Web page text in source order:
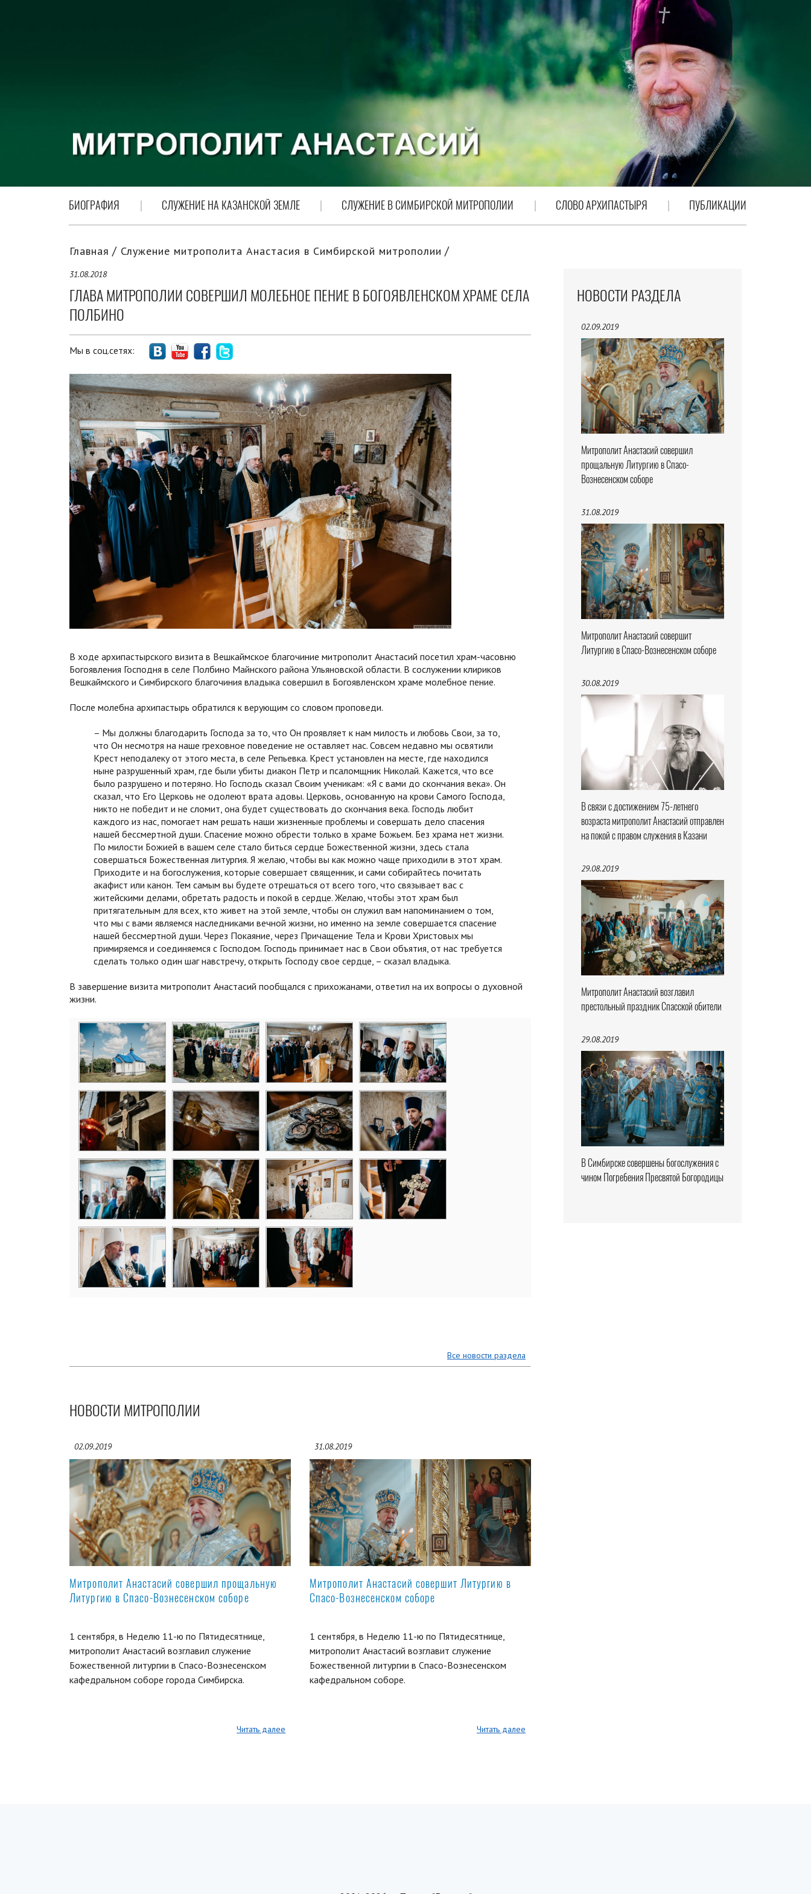
БИОГРАФИЯ СЛУЖЕНИЕ НА КАЗАНСКОЙ ЗЕМЛЕ СЛУЖЕНИЕ В СИМБИРСКОЙ МИТРОПОЛИИ СЛОВО АРХИПАСТЫРЯ ПУБЛИКАЦИИ
НОВОСТИ РАЗДЕЛА
02.09.2019
Митрополит Анастасий совершил
прощальную Литургию в Спасо-
Вознесенском соборе
31.08.2019
Митрополит Анастасий совершит
Литургию в Спасо-Вознесенском соборе
30.08.2019
В связи с достижением 75-летнего
возраста митрополит Анастасий отправлен
на покой с правом служения в Казани
29.08.2019
Митрополит Анастасий возглавил
престольный праздник Спасской обители
29.08.2019
В Симбирске совершены богослужения с
чином Погребения Пресвятой Богородицы
Главная Служение митрополита Анастасия в Симбирской митрополии
31.08.2018
ГЛАВА МИТРОПОЛИИ СОВЕРШИЛ МОЛЕБНОЕ ПЕНИЕ В БОГОЯВЛЕНСКОМ ХРАМЕ СЕЛА
ПОЛБИНО
Мы в соц.сетях:
В ходе архипастырского визита в Вешкаймское благочиние митрополит Анастасий посетил храм-часовню
Богоявления Господня в селе Полбино Майнского района Ульяновской области. В сослужении клириков
Вешкаймского и Симбирского благочиния владыка совершил в Богоявленском храме молебное пение.
После молебна архипастырь обратился к верующим со словом проповеди.
– Мы должны благодарить Господа за то, что Он проявляет к нам милость и любовь Свои, за то,
что Он несмотря на наше греховное поведение не оставляет нас. Совсем недавно мы освятили
Крест неподалеку от этого места, в селе Репьевка. Крест установлен на месте, где находился
ныне разрушенный храм, где были убиты диакон Петр и псаломщник Николай. Кажется, что все
было разрушено и потеряно. Но Господь сказал Своим ученикам: «Я с вами до скончания века». Он
сказал, что Его Церковь не одолеют врата адовы. Церковь, основанную на крови Самого Господа,
никто не победит и не сломит, она будет существовать до скончания века. Господь любит
каждого из нас, помогает нам решать наши жизненные проблемы и совершать дело спасения
нашей бессмертной души. Спасение можно обрести только в храме Божьем. Без храма нет жизни.
По милости Божией в вашем селе стало биться сердце Божественной жизни, здесь стала
совершаться Божественная литургия. Я желаю, чтобы вы как можно чаще приходили в этот храм.
Приходите и на богослужения, которые совершает священник, и сами собирайтесь почитать
акафист или канон. Тем самым вы будете отрешаться от всего того, что связывает вас с
житейскими делами, обретать радость и покой в сердце. Желаю, чтобы этот храм был
притягательным для всех, кто живет на этой земле, чтобы он служил вам напоминанием о том,
что мы с вами являемся наследниками вечной жизни, но именно на земле совершается спасение
нашей бессмертной души. Через Покаяние, через Причащение Тела и Крови Христовых мы
примиряемся и соединяемся с Господом. Господь принимает нас в Свои объятия, от нас требуется
сделать только один шаг навстречу, открыть Господу свое сердце, – сказал владыка.
В завершение визита митрополит Анастасий пообщался с прихожанами, ответил на их вопросы о духовной
жизни.
Все новости раздела
НОВОСТИ МИТРОПОЛИИ
02.09.2019
Митрополит Анастасий совершил прощальную
Литургию в Спасо-Вознесенском соборе
1 сентября, в Неделю 11-ю по Пятидесятнице,
митрополит Анастасий возглавил служение
Божественной литургии в Спасо-Вознесенском
кафедральном соборе города Симбирска.
Читать далее
31.08.2019
Митрополит Анастасий совершит Литургию в
Спасо-Вознесенском соборе
1 сентября, в Неделю 11-ю по Пятидесятнице,
митрополит Анастасий возглавит служение
Божественной литургии в Спасо-Вознесенском
кафедральном соборе.
Читать далее